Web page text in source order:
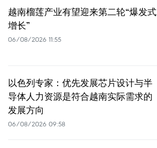
越南榴莲产业有望迎来第二轮“爆发式
增长”
06/08/2026 11:55
以色列专家：优先发展芯片设计与半
导体人力资源是符合越南实际需求的
发展方向
06/08/2026 09:58